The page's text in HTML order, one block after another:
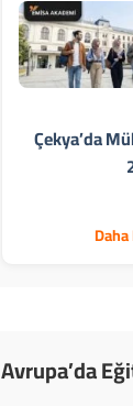
Çekya’da
Avrupa’da